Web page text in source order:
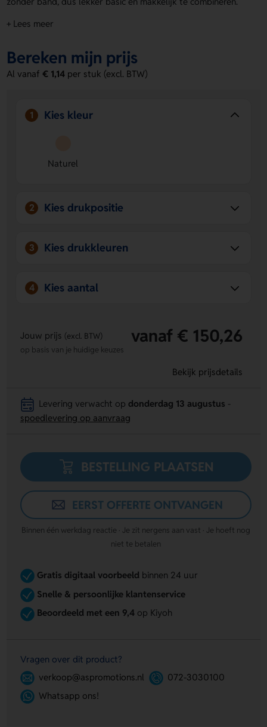
of eigen ontwerp. Drukposities zijn beschikbaar voor een
Voordelen van de Lua Rieten Hoed
(Excl. Band)
allerlei outfits en gelegenheden.
Ruimte voor personalisatie
Luchtig en comfortabel
+ Lees meer
Bereken mijn prijs
Al vanaf€ 1,14 per stuk (excl. BTW)
1 Kies kleur
Naturel
2 Kies drukpositie
3 Kies drukkleuren
4 Kies aantal
Jouw prijs (excl. BTW) vanaf € 150,26
op basis van je huidige keuzes
Bekijk prijsdetails
Levering verwacht op donderdag 13 augustus
spoedlevering op aanvraag
BESTELLING PLAATSEN
EERST OFFERTE ONTVANGEN
Binnen één werkdag reactie · Je zit nergens aan vast · Je hoeft nog
niet te betalen
Gratis digitaal voorbeeld binnen 24 uur
Snelle & persoonlijke klantenservice
Beoordeeld met een 9,4op Kiyoh
Vragen over dit product?
verkoop@aspromotions.nl
072-3030100
Whatsapp ons!